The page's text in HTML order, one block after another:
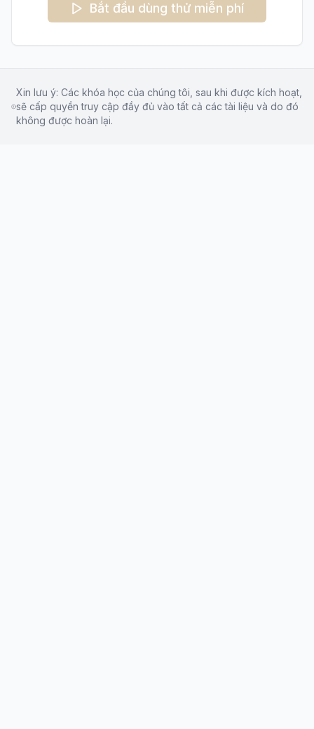
Bắt đầu dùng thử miễn phí
Xin lưu ý: Các khóa học của chúng tôi, sau khi được kích hoạt,
sẽ cấp quyền truy cập đầy đủ vào tất cả các tài liệu và do đó
không được hoàn lại.